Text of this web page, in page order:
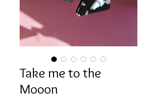
Take me to the
Mooon